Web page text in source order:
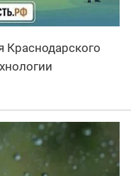
Краснодарского